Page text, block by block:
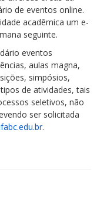
de eventos online.
acadêmica um e-
seguinte.
eventos
aulas magna,
simpósios,
de atividades, tais
seletivos, não
ser solicitada
.